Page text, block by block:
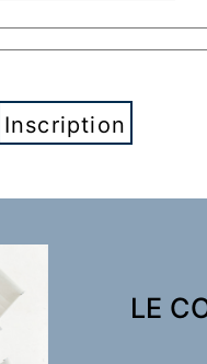
Inscription
LE